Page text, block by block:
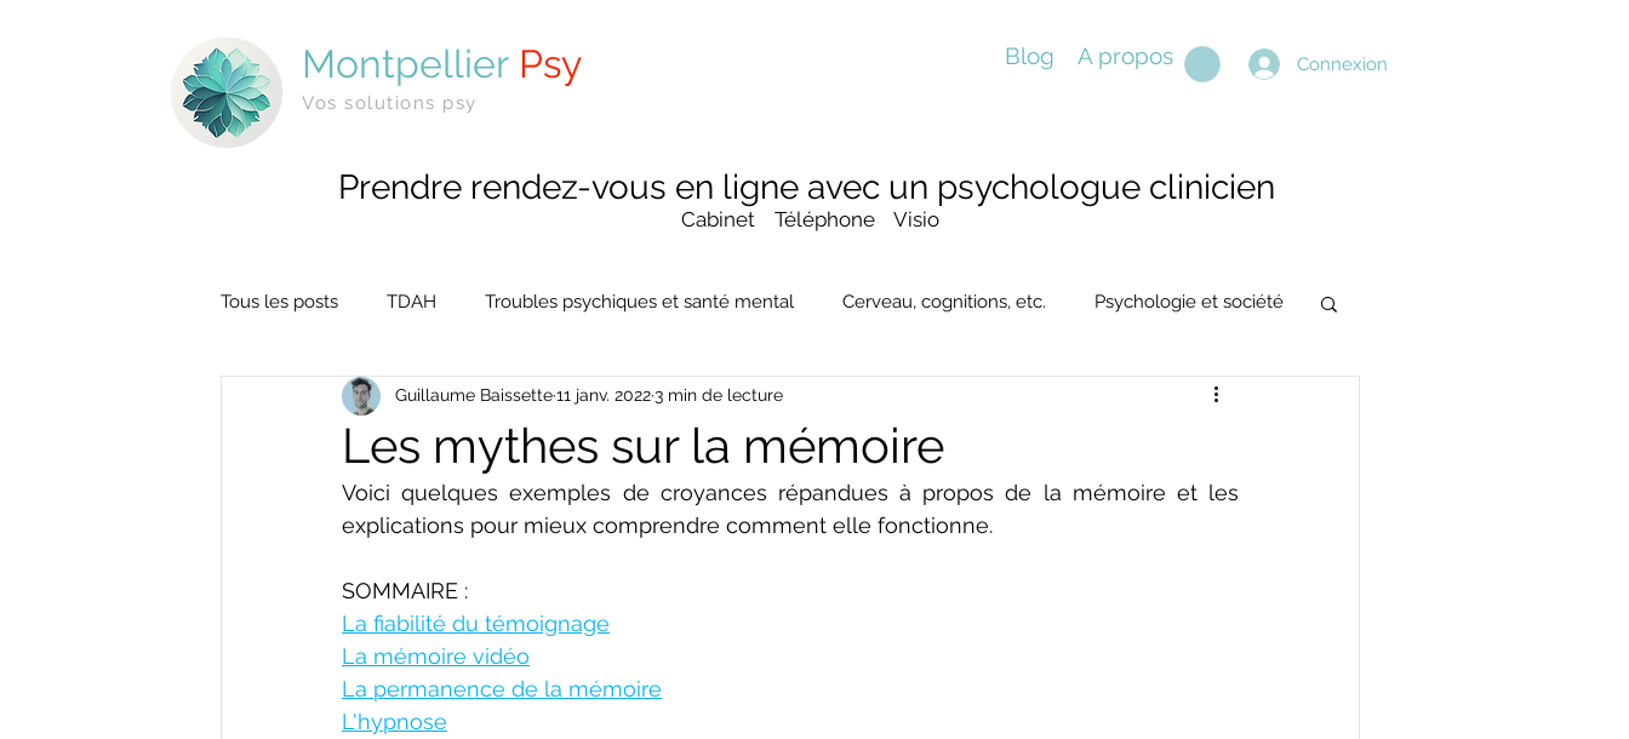
Montpellier Psy
Vos solutions psy
Blog A propos Connexion
Prendre rendez-vous en ligne avec un psychologue clinicien
Cabinet Téléphone Visio
Tous les posts TDAH Troubles psychiques et santé mental Cerveau, cognitions, etc. Psychologie et société
Les mythes sur la mémoire
Guillaume Baissette11 janv. 20223 min de lecture
Voici quelques exemples de croyances répandues à propos de la mémoire et les
explications pour mieux comprendre comment elle fonctionne.
SOMMAIRE :
La fiabilité du témoignage
La mémoire vidéo
La permanence de la mémoire
L'hypnose